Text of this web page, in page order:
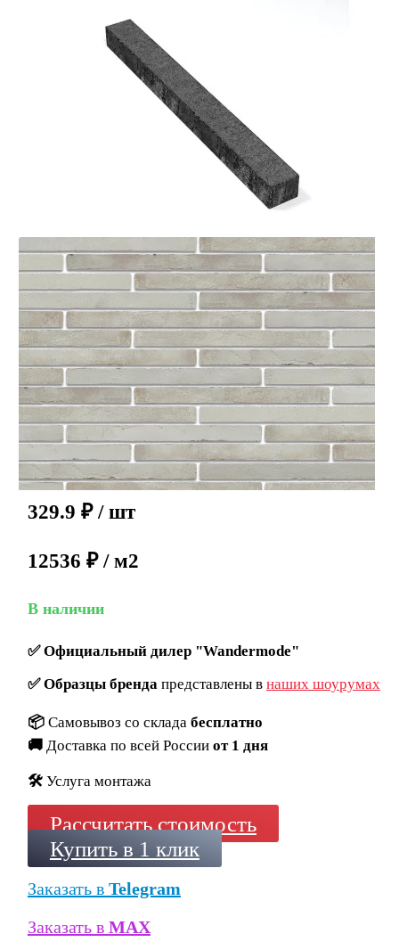
329.9 ₽ / шт
12536 ₽ / м2
В наличии
✅Официальный дилер "Wandermode"
✅Образцы брендапредставлены в наших шоурумах
📦 Самовывоз со склада бесплатно
🚚 Доставка по всей России от 1 дня
🛠️ Услуга монтажа
Рассчитать стоимость
Купить в 1 клик
Заказать в Telegram
Заказать в MAX